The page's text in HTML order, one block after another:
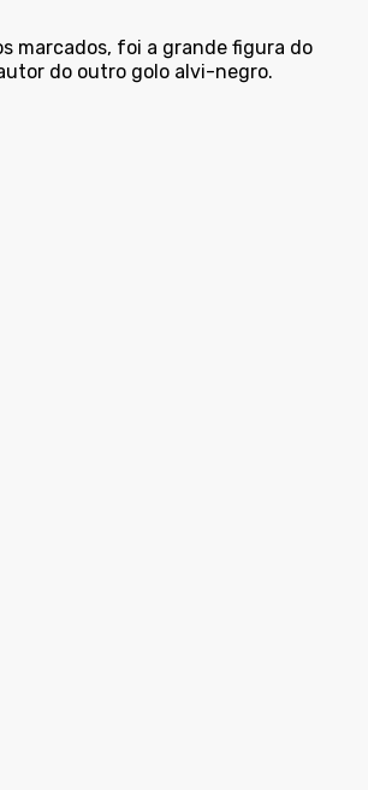
marcados, foi a grande figura do
do outro golo alvi-negro.